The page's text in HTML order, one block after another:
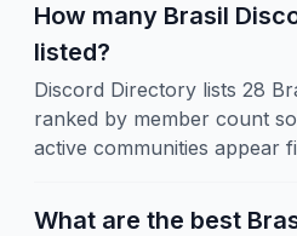
How many Brasil
listed?
Discord Directory lists 28
ranked by member count
active communities appear
What are the best